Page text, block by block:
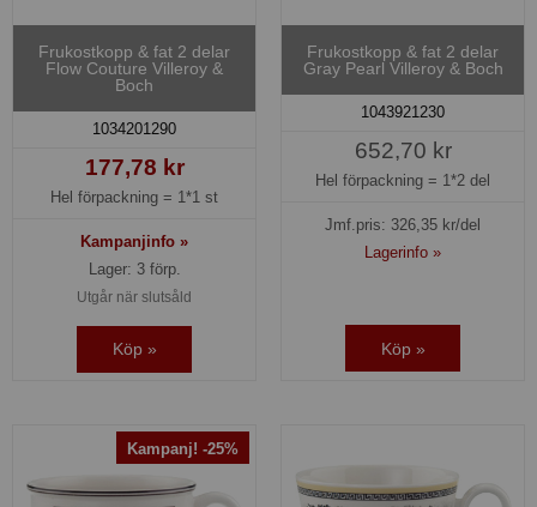
Frukostkopp & fat 2 delar
Flow Couture Villeroy &
Boch
1034201290
177,78 kr
Hel förpackning = 1*1 st
Kampanjinfo »
Lager: 3 förp.
Utgår när slutsåld
Köp »
Frukostkopp & fat 2 delar
Gray Pearl Villeroy & Boch
1043921230
652,70 kr
Hel förpackning = 1*2 del
Jmf.pris: 326,35 kr/del
Lagerinfo »
Köp »
Kampanj! -25%